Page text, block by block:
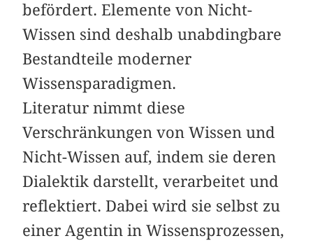
befördert. Elemente von Nicht-
Wissen sind deshalb unabdingbare
Bestandteile moderner
Wissensparadigmen.
Literatur nimmt diese
Verschränkungen von Wissen und
Nicht-Wissen auf, indem sie deren
Dialektik darstellt, verarbeitet und
reflektiert. Dabei wird sie selbst zu
einer Agentin in Wissensprozessen,